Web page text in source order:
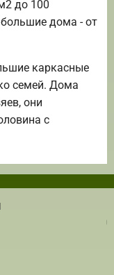
до 100
дома - от
каркасные
семей. Дома
они
с